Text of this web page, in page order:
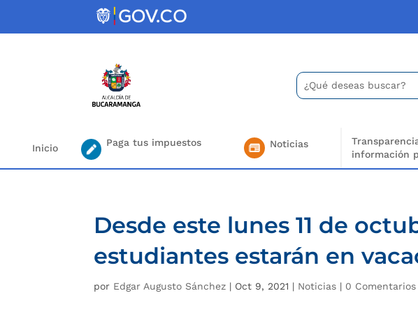
Buscar:
Search
for...
Inicio Paga tus impuestos Noticias
información
Desde este lunes 11 de
estudiantes estarán en
por Edgar Augusto Sánchez | Oct 9, 2021 | Noticias | 0 Comentarios